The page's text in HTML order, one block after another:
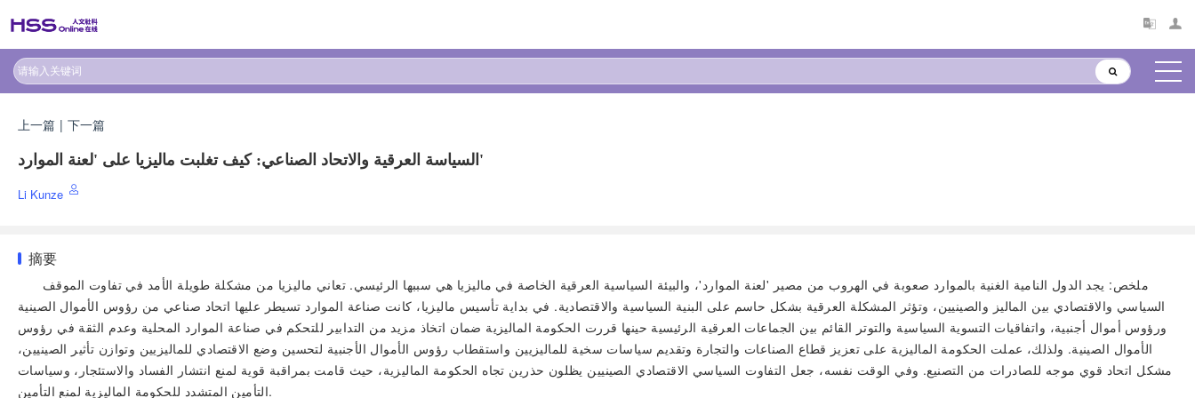
上一篇 | 下一篇
السياسة العرقية والاتحاد الصناعي: كيف تغلبت ماليزيا على 'لعنة الموارد'
Li Kunze
摘要
ملخص: يجد الدول النامية الغنية بالموارد صعوبة في الهروب من مصير 'لعنة الموارد'، والبيئة السياسية العرقية الخاصة في ماليزيا هي سببها الرئيسي. تعاني ماليزيا من مشكلة طويلة الأمد في تفاوت الموقف
السياسي والاقتصادي بين الماليز والصينيين، وتؤثر المشكلة العرقية بشكل حاسم على البنية السياسية والاقتصادية. في بداية تأسيس ماليزيا، كانت صناعة الموارد تسيطر عليها اتحاد صناعي من رؤوس الأموال الصينية
ورؤوس أموال أجنبية، واتفاقيات التسوية السياسية والتوتر القائم بين الجماعات العرقية الرئيسية حينها قررت الحكومة الماليزية ضمان اتخاذ مزيد من التدابير للتحكم في صناعة الموارد المحلية وعدم الثقة في رؤوس
الأموال الصينية. ولذلك، عملت الحكومة الماليزية على تعزيز قطاع الصناعات والتجارة وتقديم سياسات سخية للماليزيين واستقطاب رؤوس الأموال الأجنبية لتحسين وضع الاقتصادي للماليزيين وتوازن تأثير الصينيين،
مشكل اتحاد قوي موجه للصادرات من التصنيع. وفي الوقت نفسه، جعل التفاوت السياسي الاقتصادي الصينيين يظلون حذرين تجاه الحكومة الماليزية، حيث قامت بمراقبة قوية لمنع انتشار الفساد والاستئجار، وسياسات
التأمين المتشدد للحكومة الماليزية لمنع التأمين.